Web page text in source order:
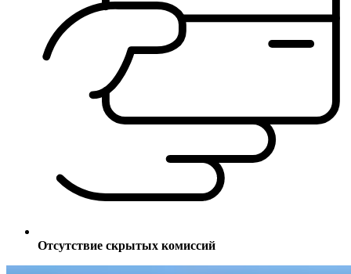
Отсутствие скрытых комиссий